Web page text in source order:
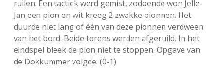
ruilen. Een tactiek werd gemist, zodoende won Jelle-
Jan een pion en wit kreeg 2 zwakke pionnen. Het
duurde niet lang of één van deze pionnen verdween
van het bord. Beide torens werden afgeruild. In het
eindspel bleek de pion niet te stoppen. Opgave van
de Dokkummer volgde. (0-1)